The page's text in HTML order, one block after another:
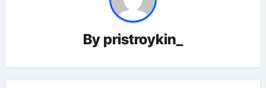
By pristroykin_